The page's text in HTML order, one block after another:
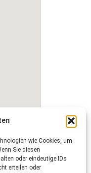
wie Cookies, um
Sie diesen
oder eindeutige IDs
erteilen oder